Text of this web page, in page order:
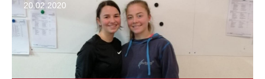
20.02.2020